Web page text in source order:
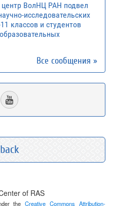
ВолНЦ РАН подвел
исследовательских
классов и студентов
Все сообщения »
of RAS
theCreative Commons Attribution-